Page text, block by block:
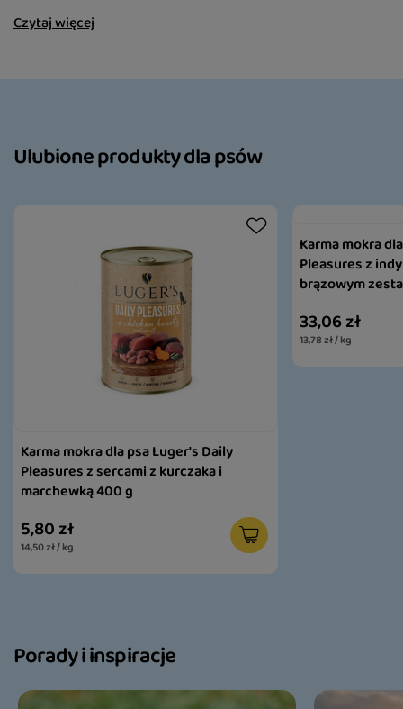
Czytaj więcej
Ulubione produkty dla psów
Karma mokra dla psa Luger's Daily
Pleasures z sercami z kurczaka i
marchewką 400 g
5,80 zł
14,50 zł / kg
Karma mokra
Pleasures z
brązowym
33,06 zł
13,78 zł / kg
Porady i inspiracje